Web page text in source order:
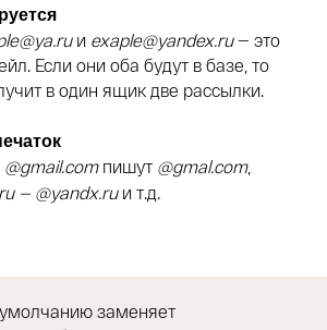
и exaple@yandex.ru— это
Если они оба будут в базе, то
в один ящик две рассылки.
@gmail.comпишут @gmal.com,
— @yandx.ruи т.д.
заменяет